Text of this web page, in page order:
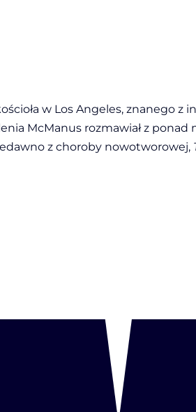
w Los Angeles, znanego
McManus rozmawiał z
z choroby nowotworowej,